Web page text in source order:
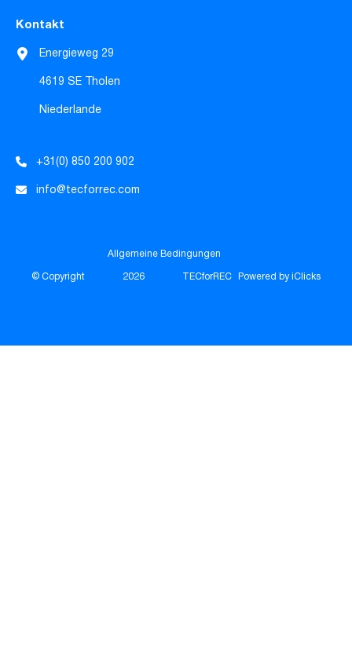
Kontakt
Energieweg 29
4619 SE Tholen
Niederlande
+31(0) 850 200 902
info@tecforrec.com
© Copyright 2026 TECforREC Powered by iClicks
Allgemeine Bedingungen